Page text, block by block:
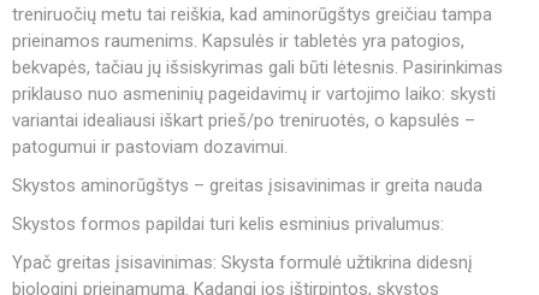
treniruočių metu tai reiškia, kad aminorūgštys greičiau tampa
prieinamos raumenims. Kapsulės ir tabletės yra patogios,
bekvapės, tačiau jų išsiskyrimas gali būti lėtesnis. Pasirinkimas
priklauso nuo asmeninių pageidavimų ir vartojimo laiko: skysti
variantai idealiausi iškart prieš/po treniruotės, o kapsulės –
patogumui ir pastoviam dozavimui.
Skystos aminorūgštys – greitas įsisavinimas ir greita nauda
Skystos formos papildai turi kelis esminius privalumus:
Ypač greitas įsisavinimas: Skysta formulė užtikrina didesnį
biologinį prieinamumą. Kadangi jos ištirpintos, skystos